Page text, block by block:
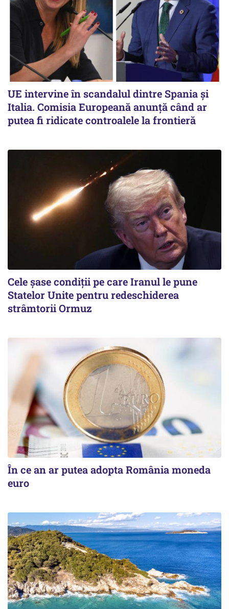
UE intervine în scandalul dintre Spania și
Italia. Comisia Europeană anunță când ar
putea fi ridicate controalele la frontieră
Cele șase condiții pe care Iranul le pune
Statelor Unite pentru redeschiderea
strâmtorii Ormuz
În ce an ar putea adopta România moneda
euro